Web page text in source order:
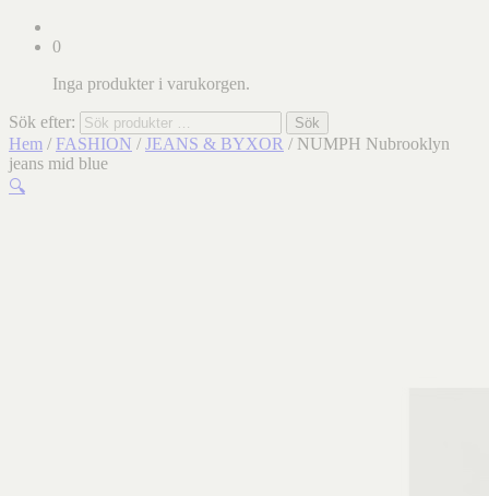
0
Inga produkter i varukorgen.
Sök efter: Sök
Hem / FASHION / JEANS & BYXOR / NUMPH Nubrooklyn
jeans mid blue
🔍